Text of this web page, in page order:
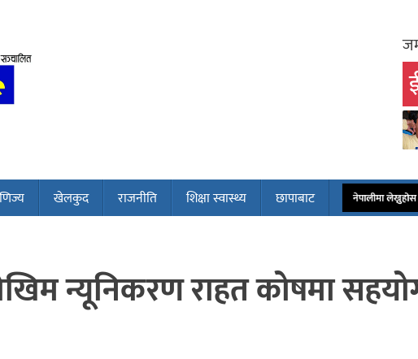
खेलकुद राजनीति शिक्षा स्वास्थ्य छापाबाट नेपालीमा लेख्नुहोस
न्यूनिकरण राहत कोषमा